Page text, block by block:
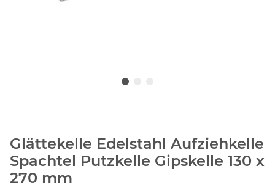
Glättekelle Edelstahl Aufziehkelle
Spachtel Putzkelle Gipskelle 130 x
270 mm